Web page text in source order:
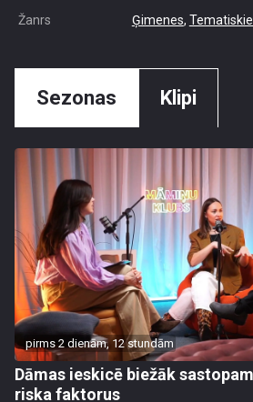
Žanrs Ģimenes,
Sezonas Klipi
pirms 2 dienām, 12 stundām
Dāmas ieskicē biežāk
riska faktorus